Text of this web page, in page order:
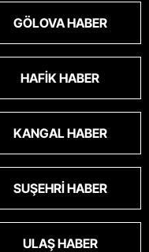
GÖLOVA HABER
HAFIK HABER
KANGAL HABER
SUŞEHRI HABER
ULAŞ HABER